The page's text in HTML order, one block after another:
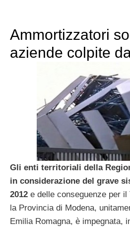
Ammortizzatori
aziende colpite
Gli enti territoriali della
in considerazione del grave
2012 e delle conseguenze per
la Provincia di Modena,
Emilia Romagna, è impegnata,